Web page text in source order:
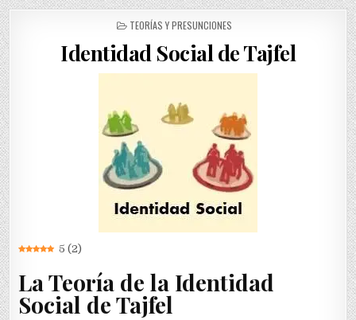
POSTED
TEORÍAS Y PRESUNCIONES
Identidad Social de Tajfel
5 (2)
La Teoría de la Identidad
Social de Tajfel